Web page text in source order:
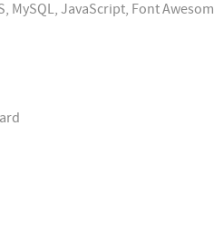
MySQL, JavaScript, Font